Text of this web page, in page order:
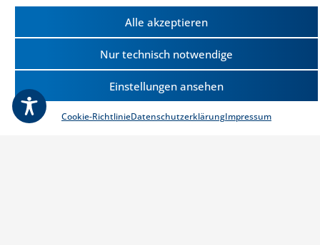
Alle akzeptieren
Nur technisch notwendige
Einstellungen ansehen
Cookie-RichtlinieDatenschutzerklärungImpressum
Eltern & Kinder